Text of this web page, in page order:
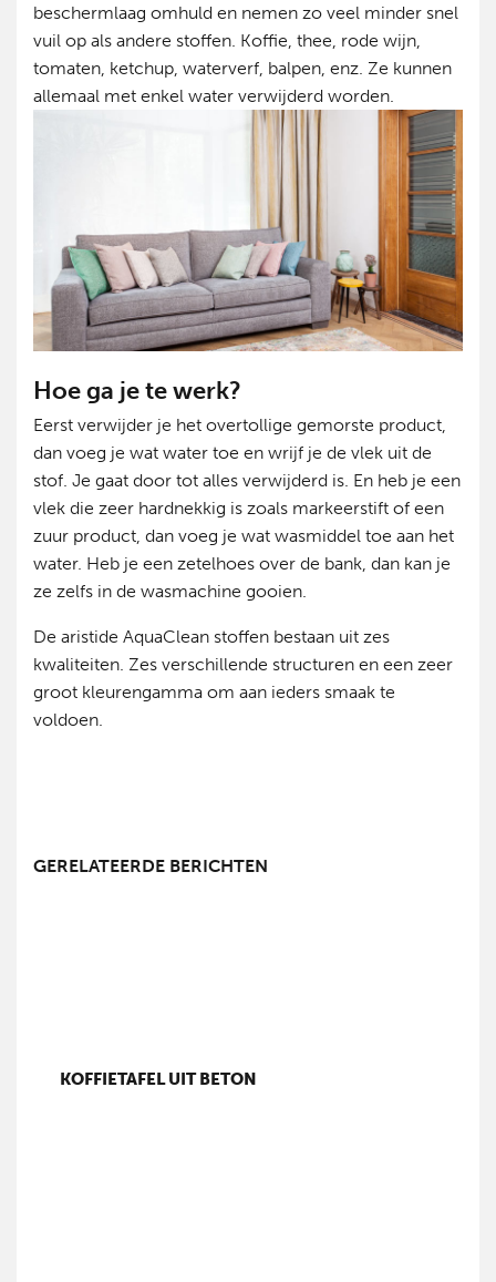
beschermlaag omhuld en nemen zo veel minder snel
vuil op als andere stoffen. Koffie, thee, rode wijn,
tomaten, ketchup, waterverf, balpen, enz. Ze kunnen
allemaal met enkel water verwijderd worden.
Hoe ga je te werk?
Eerst verwijder je het overtollige gemorste product,
dan voeg je wat water toe en wrijf je de vlek uit de
stof. Je gaat door tot alles verwijderd is. En heb je een
vlek die zeer hardnekkig is zoals markeerstift of een
zuur product, dan voeg je wat wasmiddel toe aan het
water. Heb je een zetelhoes over de bank, dan kan je
ze zelfs in de wasmachine gooien.
De aristide AquaClean stoffen bestaan uit zes
kwaliteiten. Zes verschillende structuren en een zeer
groot kleurengamma om aan ieders smaak te
voldoen.
GERELATEERDE BERICHTEN
KOFFIETAFEL UIT BETON